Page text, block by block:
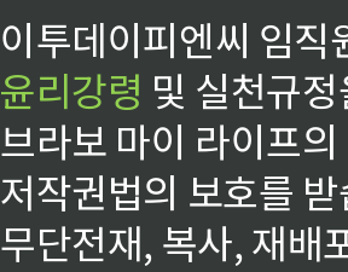
이투데이피엔씨 임
윤리강령 및 실천규
브라보 마이 라이프
저작권법의 보호를
무단전재, 복사, 재배